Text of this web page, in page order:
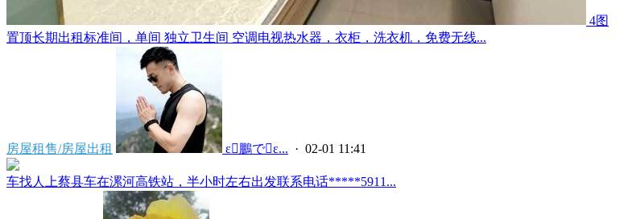
4图
置顶长期出租标准间，单间 独立卫生间 空调电视热水器，衣柜，洗衣机，免费无线...
房屋租售/房屋出租  ε鵬でε... · 02-01 11:41
车找人上蔡县车在漯河高铁站，半小时左右出发联系电话*****5911...